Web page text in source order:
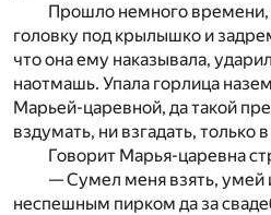
Прошло немного
головку под крылышко и
что она ему наказывала,
наотмашь. Упала горлица
Марьей-царевной, да такой
вздумать, ни взгадать, только в
Говорит Марья-царевна
— Сумел меня взять, умей
неспешным пирком да за